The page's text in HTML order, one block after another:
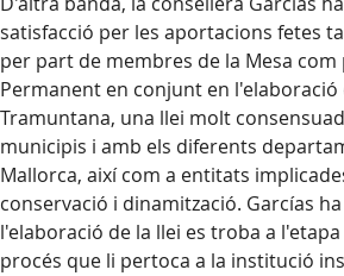
satisfacció per les aportacions fetes
per part de membres de la Mesa com
Permanent en conjunt en l'elaboració
Tramuntana, una llei molt
municipis i amb els diferents
Mallorca, així com a entitats
conservació i dinamització. Garcías
l'elaboració de la llei es troba a
procés que li pertoca a la institució